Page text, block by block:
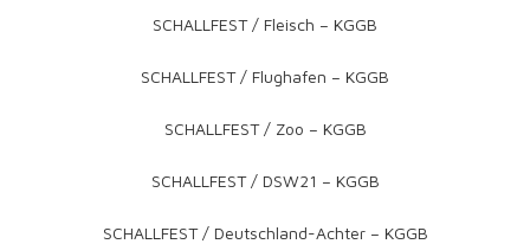
SCHALLFEST / Fleisch – KGGB
SCHALLFEST / Flughafen – KGGB
SCHALLFEST / Zoo – KGGB
SCHALLFEST / DSW21 – KGGB
SCHALLFEST / Deutschland-Achter – KGGB